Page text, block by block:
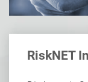
RiskNET